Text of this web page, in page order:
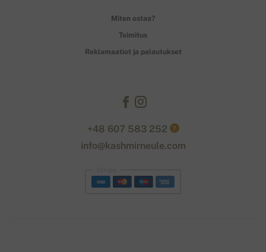
Miten ostaa?
Toimitus
Reklamaatiot ja palautukset
+48 607 583 252 ?
info@kashmirneule.com